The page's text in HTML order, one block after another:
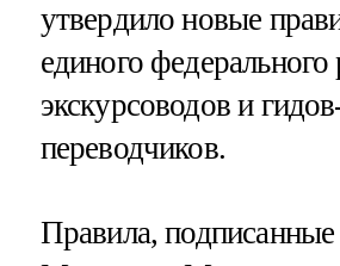
утвердило новые
единого федерального
экскурсоводов и
переводчиков.
Правила,